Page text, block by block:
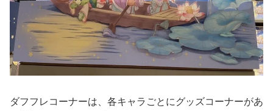
ダフフレコーナーは、各キャラごとにグッズコーナーがあ